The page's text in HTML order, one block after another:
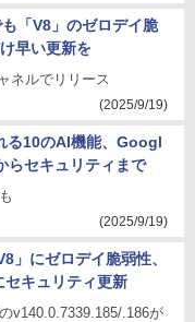
「V8」のゼロデイ脆
早い更新を
ネルでリリース
(2025/9/19)
る10のAI機能、Googl
らセキュリティまで
(2025/9/19)
」にゼロデイ脆弱性、
キュリティ更新
v140.0.7339.185/.186が